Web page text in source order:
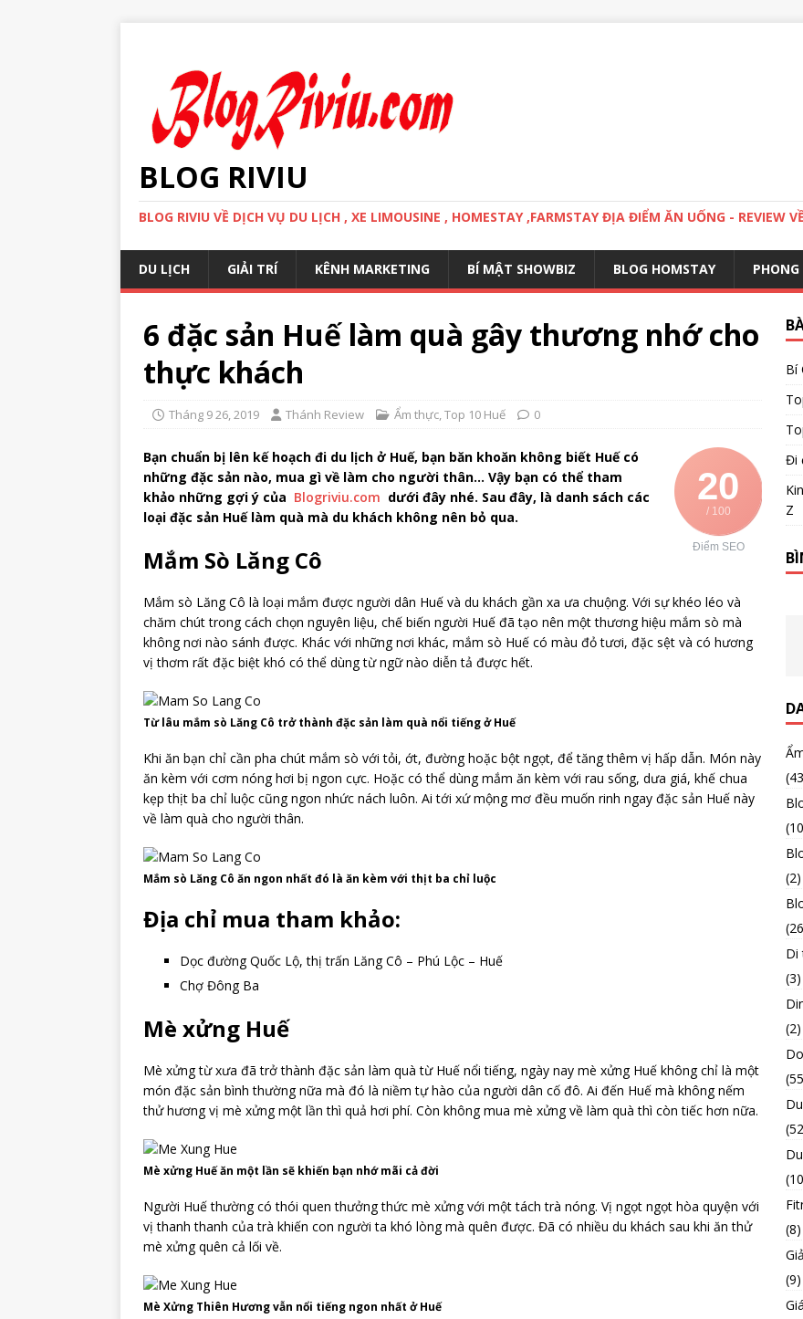
BLOG RIVIU
BLOG RIVIU VỀ DỊCH VỤ DU LỊCH , XE LIMOUSINE , HOMESTAY ,FARMSTAY ĐỊA ĐIỂM ĂN UỐNG - REVIEW
DU LỊCH GIẢI TRÍ KÊNH MARKETING BÍ MẬT SHOWBIZ BLOG HOMSTAY PHONG
6 đặc sản Huế làm quà gây thương nhớ cho
thực khách
Tháng 9 26, 2019 Thánh Review Ẩm thực,Top 10 Huế 0
20
/ 100
Điểm SEO
Bạn chuẩn bị lên kế hoạch đi du lịch ở Huế, bạn băn khoăn không biết Huế có
những đặc sản nào, mua gì về làm cho người thân… Vậy bạn có thể tham
khảo những gợi ý của Blogriviu.com dưới đây nhé. Sau đây, là danh sách các
loại đặc sản Huế làm quà mà du khách không nên bỏ qua.
Mắm Sò Lăng Cô
Mắm sò Lăng Cô là loại mắm được người dân Huế và du khách gần xa ưa chuộng. Với sự khéo léo và
chăm chút trong cách chọn nguyên liệu, chế biến người Huế đã tạo nên một thương hiệu mắm sò mà
không nơi nào sánh được. Khác với những nơi khác, mắm sò Huế có màu đỏ tươi, đặc sệt và có hương
vị thơm rất đặc biệt khó có thể dùng từ ngữ nào diễn tả được hết.
Từ lâu mắm sò Lăng Cô trở thành đặc sản làm quà nổi tiếng ở Huế
Khi ăn bạn chỉ cần pha chút mắm sò với tỏi, ớt, đường hoặc bột ngọt, để tăng thêm vị hấp dẫn. Món này
ăn kèm với cơm nóng hơi bị ngon cực. Hoặc có thể dùng mắm ăn kèm với rau sống, dưa giá, khế chua
kẹp thịt ba chỉ luộc cũng ngon nhức nách luôn. Ai tới xứ mộng mơ đều muốn rinh ngay đặc sản Huế này
về làm quà cho người thân.
Mắm sò Lăng Cô ăn ngon nhất đó là ăn kèm với thịt ba chỉ luộc
Địa chỉ mua tham khảo:
Dọc đường Quốc Lộ, thị trấn Lăng Cô – Phú Lộc – Huế
Chợ Đông Ba
Mè xửng Huế
Mè xửng từ xưa đã trở thành đặc sản làm quà từ Huế nổi tiếng, ngày nay mè xửng Huế không chỉ là một
món đặc sản bình thường nữa mà đó là niềm tự hào của người dân cố đô. Ai đến Huế mà không nếm
thử hương vị mè xửng một lần thì quả hơi phí. Còn không mua mè xửng về làm quà thì còn tiếc hơn nữa.
Mè xửng Huế ăn một lần sẽ khiến bạn nhớ mãi cả đời
Người Huế thường có thói quen thưởng thức mè xửng với một tách trà nóng. Vị ngọt ngọt hòa quyện với
vị thanh thanh của trà khiến con người ta khó lòng mà quên được. Đã có nhiều du khách sau khi ăn thử
mè xửng quên cả lối về.
Mè Xửng Thiên Hương vẫn nổi tiếng ngon nhất ở Huế
Bí
Đi
Z
(2)
Di
(3)
(2)
(8)
(9)